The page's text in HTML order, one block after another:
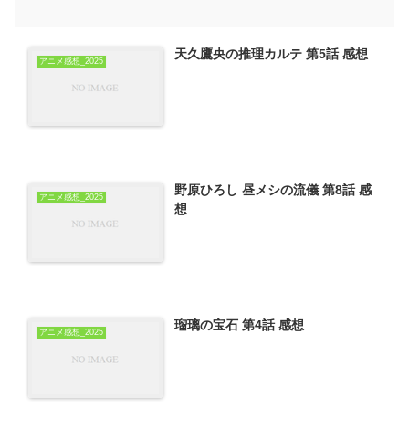
アニメ感想_2025 天久鷹央の推理カルテ 第5話 感想
アニメ感想_2025
野原ひろし 昼メシの流儀 第8話 感
想
アニメ感想_2025 瑠璃の宝石 第4話 感想